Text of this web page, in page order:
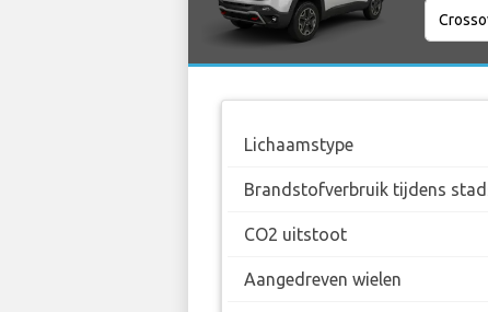
Lichaamstype
Brandstofverbruik tijdens
CO2 uitstoot
Aangedreven wielen